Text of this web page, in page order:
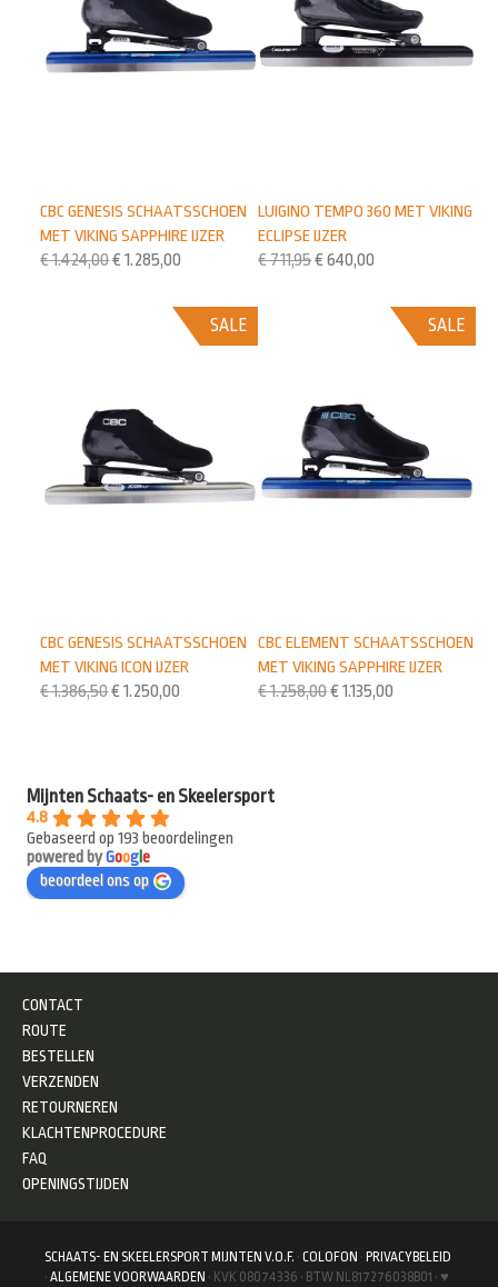
LUIGINO TEMPO 360 MET VIKING
ECLIPSE IJZER
€711,95€ 640,00
CBC GENESIS SCHAATSSCHOEN
MET VIKING SAPPHIRE IJZER
€1.424,00€ 1.285,00
SALE
CBC ELEMENT SCHAATSSCHOEN
MET VIKING SAPPHIRE IJZER
€1.258,00€ 1.135,00
SALE
CBC GENESIS SCHAATSSCHOEN
MET VIKING ICON IJZER
€1.386,50€ 1.250,00
Mijnten Schaats- en Skeelersport
4.8
Gebaseerd op 193 beoordelingen
powered byGooge
beoordeel ons op
CONTACT
ROUTE
BESTELLEN
VERZENDEN
RETOURNEREN
KLACHTENPROCEDURE
FAQ
OPENINGSTIJDEN
SCHAATS- EN SKEELERSPORT MIJNTEN V.O.F. · COLOFON · PRIVACYBELEID
· ALGEMENE VOORWAARDEN · KVK 08074336 · BTW NL817276038B01 · ♥